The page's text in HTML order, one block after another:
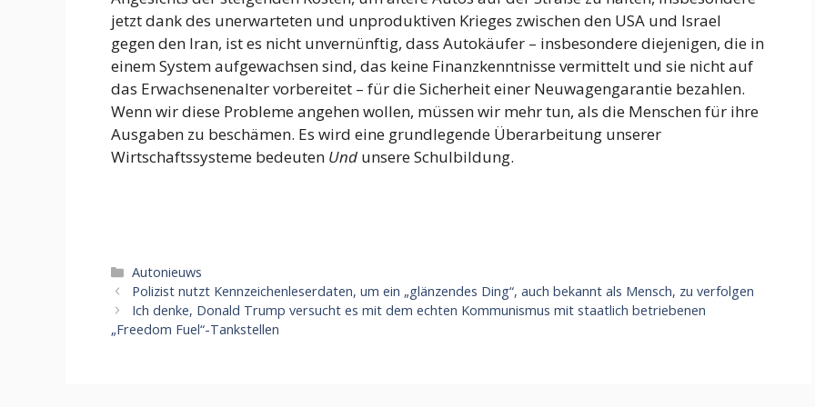
jetzt dank des unerwarteten und unproduktiven Krieges zwischen den USA und Israel
gegen den Iran, ist es nicht unvernünftig, dass Autokäufer – insbesondere diejenigen, die in
einem System aufgewachsen sind, das keine Finanzkenntnisse vermittelt und sie nicht auf
das Erwachsenenalter vorbereitet – für die Sicherheit einer Neuwagengarantie bezahlen.
Wenn wir diese Probleme angehen wollen, müssen wir mehr tun, als die Menschen für ihre
Ausgaben zu beschämen. Es wird eine grundlegende Überarbeitung unserer
Wirtschaftssysteme bedeuten Und unsere Schulbildung.
Categorieën
Autonieuws
Polizist nutzt Kennzeichenleserdaten, um ein „glänzendes Ding“, auch bekannt als Mensch, zu verfolgen
Ich denke, Donald Trump versucht es mit dem echten Kommunismus mit staatlich betriebenen
„Freedom Fuel“-Tankstellen